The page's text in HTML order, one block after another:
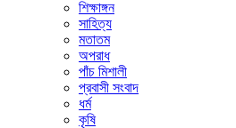
শিক্ষাঙ্গন
সাহিত্য
মতাতম
অপরাধ
পাঁচ মিশালী
প্রবাসী সংবাদ
ধর্ম
কৃষি